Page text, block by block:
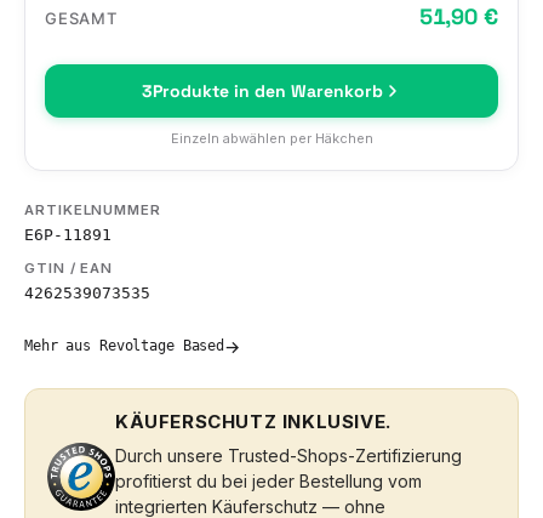
GESAMT 51,90 €
3Produkte in den Warenkorb
Einzeln abwählen per Häkchen
ARTIKELNUMMER
E6P-11891
GTIN / EAN
4262539073535
Mehr aus Revoltage Based →
KÄUFERSCHUTZ INKLUSIVE.
Durch unsere Trusted-Shops-Zertifizierung
profitierst du bei jeder Bestellung vom
integrierten Käuferschutz — ohne